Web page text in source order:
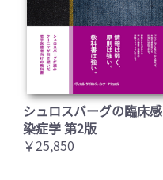
シュロスバーグの臨床感
染症学 第2版
￥25,850